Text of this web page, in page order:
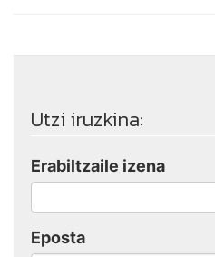
Utzi iruzkina:
Erabiltzaile izena
Eposta